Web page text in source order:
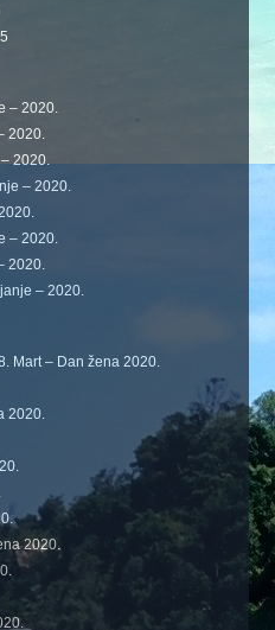
– 2020.
2020.
2020.
– 2020.
– 2020.
2020.
– 2020.
Mart – Dan žena 2020.
2020.
2020.